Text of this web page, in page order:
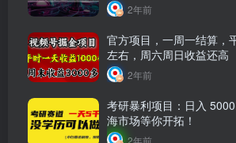
2年前
官方项目，一周一结算，
左右，周六周日收益还高
2年前
考研暴利项目：日入
海市场等你开拓！
2年前